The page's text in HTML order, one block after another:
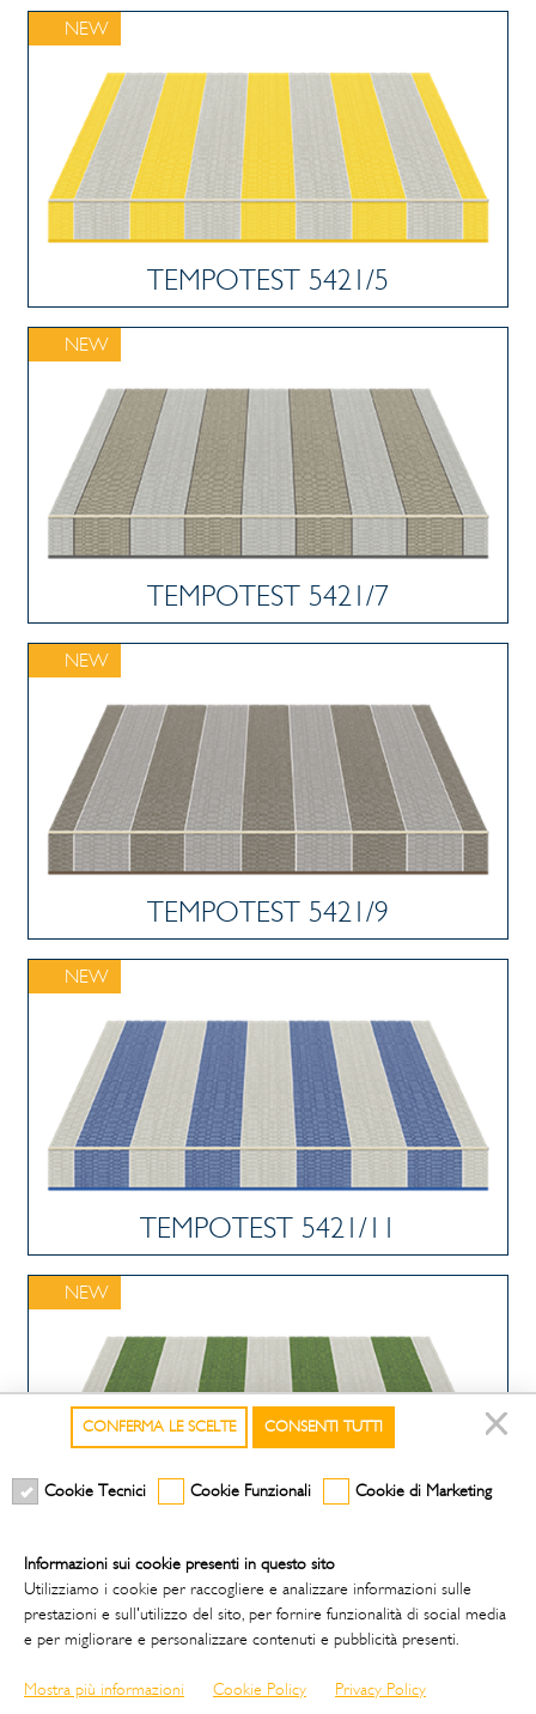
NEW
TEMPOTEST 5421/5
NEW
TEMPOTEST 5421/7
NEW
TEMPOTEST 5421/9
NEW
TEMPOTEST 5421/11
NEW
NEW
CONFERMA LE SCELTE CONSENTI TUTTI
Cookie Tecnici Cookie Funzionali Cookie di Marketing
Informazioni sui cookie presenti in questo sito
Utilizziamo i cookie per raccogliere e analizzare informazioni sulle
prestazioni e sull'utilizzo del sito, per fornire funzionalità di social media
e per migliorare e personalizzare contenuti e pubblicità presenti.
Mostra più informazioni Cookie Policy Privacy Policy